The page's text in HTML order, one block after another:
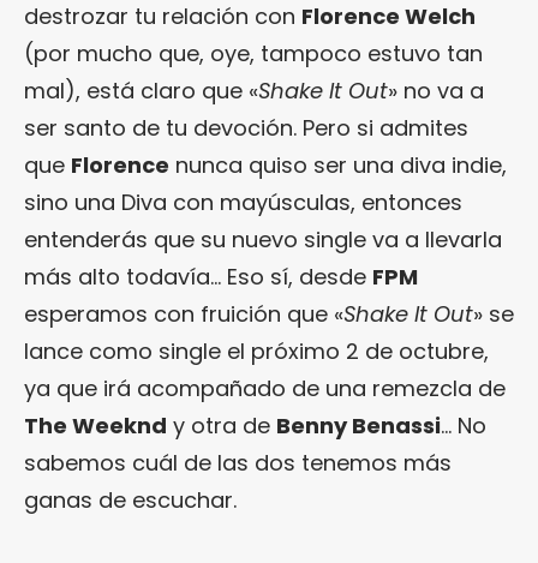
destrozar tu relación con Florence Welch
(por mucho que, oye, tampoco estuvo tan
mal), está claro que «Shake It Out» no va a
ser santo de tu devoción. Pero si admites
que Florence nunca quiso ser una diva indie,
sino una Diva con mayúsculas, entonces
entenderás que su nuevo single va a llevarla
más alto todavía… Eso sí, desde FPM
esperamos con fruición que «Shake It Out» se
lance como single el próximo 2 de octubre,
ya que irá acompañado de una remezcla de
The Weeknd y otra de Benny Benassi… No
sabemos cuál de las dos tenemos más
ganas de escuchar.